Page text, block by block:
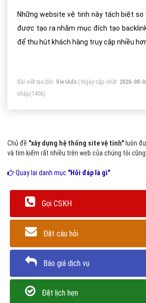
Những website vệ tinh này tách biệt so
được tạo ra nhằm mục đích tạo
để thu hút khách hàng truy cập nhiều
Bài viết tạo bởi: VietAds | Ngày cập nhật: 2026-08-
nhập(1406)
Chủ đề "xây dựng hệ thống site vệ tinh" luôn
và tìm kiếm rất nhiều trên web của chúng tôi cũng
Quay lại danh mục "Hỏi đáp là gì"
Gọi CSKH
Đặt câu hỏi
Báo giá dịch vụ
Đặt lịch hẹn